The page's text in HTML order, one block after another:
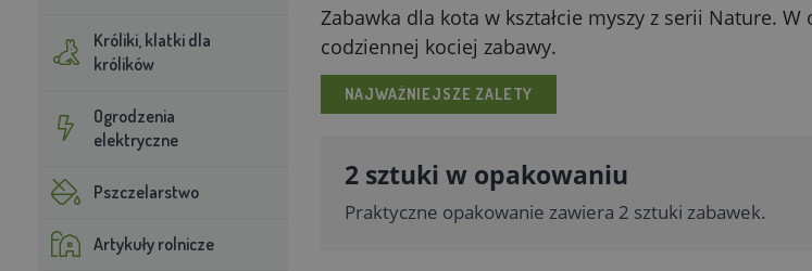
Króliki, klatki dla
królików
Ogrodzenia
elektryczne
Pszczelarstwo
Artykuły rolnicze
Zabawka dla kota w kształcie myszy z serii Nature.
codziennej kociej zabawy.
NAJWAŻNIEJSZE ZALETY
2 sztuki w opakowaniu
Praktyczne opakowanie zawiera 2 sztuki zabawek.